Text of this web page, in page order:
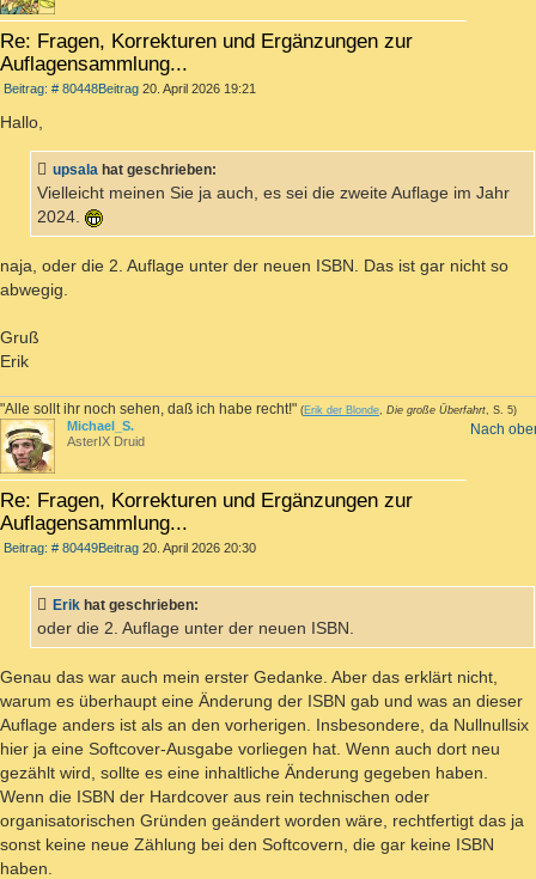
Re: Fragen, Korrekturen und Ergänzungen zur
Auflagensammlung...
Beitrag: # 80448Beitrag 20. April 2026 19:21
Hallo,
upsala hat geschrieben:
Vielleicht meinen Sie ja auch, es sei die zweite Auflage im Jahr
2024.
naja, oder die 2. Auflage unter der neuen ISBN. Das ist gar nicht so
abwegig.
Gruß
Erik
"Alle sollt ihr noch sehen, daß ich habe recht!" (Erik der Blonde, Die große Überfahrt, S. 5)
Nach
Michael_S.
AsterIX Druid
Re: Fragen, Korrekturen und Ergänzungen zur
Auflagensammlung...
Beitrag: # 80449Beitrag 20. April 2026 20:30
Erik hat geschrieben:
oder die 2. Auflage unter der neuen ISBN.
Genau das war auch mein erster Gedanke. Aber das erklärt nicht,
warum es überhaupt eine Änderung der ISBN gab und was an dieser
Auflage anders ist als an den vorherigen. Insbesondere, da Nullnullsix
hier ja eine Softcover-Ausgabe vorliegen hat. Wenn auch dort neu
gezählt wird, sollte es eine inhaltliche Änderung gegeben haben.
Wenn die ISBN der Hardcover aus rein technischen oder
organisatorischen Gründen geändert worden wäre, rechtfertigt das ja
sonst keine neue Zählung bei den Softcovern, die gar keine ISBN
haben.